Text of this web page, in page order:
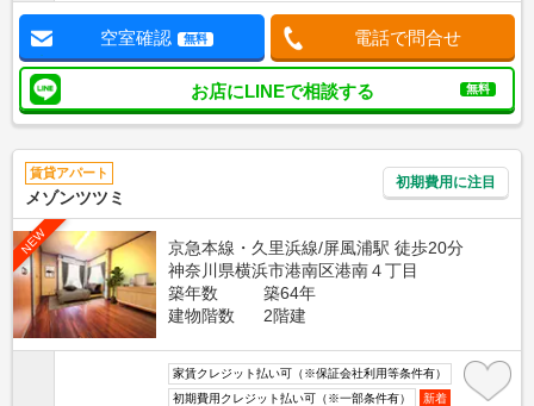
空室確認 無料 電話で問合せ
お店にLINEで相談する 無料
賃貸アパート
メゾンツツミ
初期費用に注目
NEW
京急本線・久里浜線/屏風浦駅 徒歩20分
神奈川県横浜市港南区港南４丁目
築年数
築64年
建物階数
2階建
家賃クレジット払い可（※保証会社利用等条件有）
初期費用クレジット払い可（※一部条件有）
新着